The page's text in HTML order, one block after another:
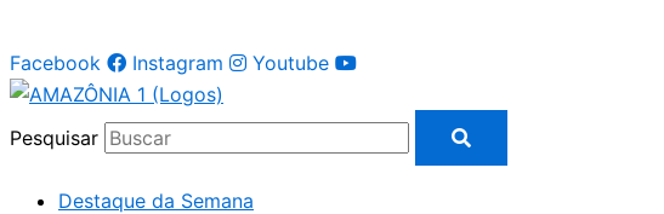
Facebook Instagram Youtube
Pesquisar
Destaque da Semana